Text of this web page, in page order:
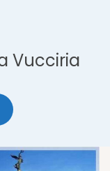
Vucciria